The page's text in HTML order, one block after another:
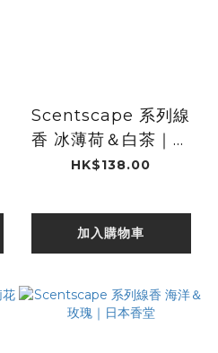
Scentscape 系列線
香 冰薄荷＆白茶｜日
本香堂
HK$138.00
加入購物車